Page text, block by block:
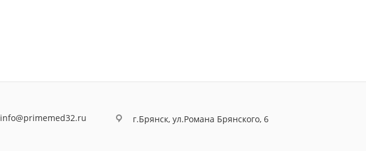
info@primemed32.ru г.Брянск, ул.Романа Брянского, 6